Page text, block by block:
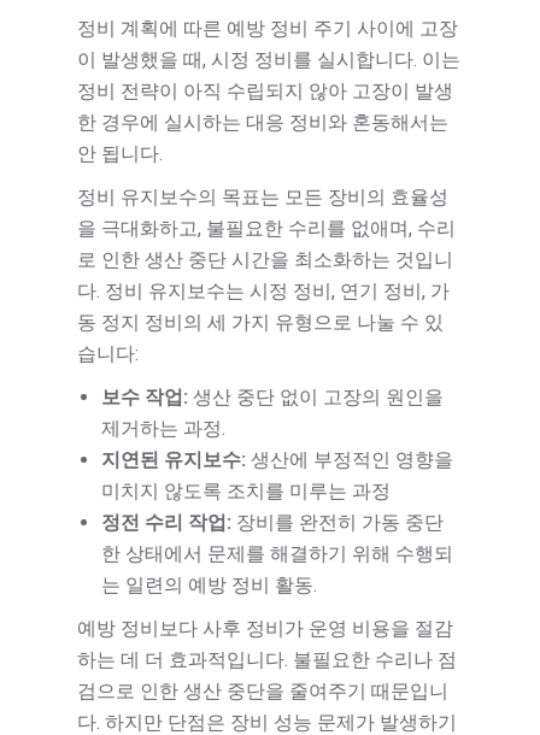
정비 계획에 따른 예방 정비 주기 사이에 고장
이 발생했을 때, 시정 정비를 실시합니다. 이는
정비 전략이 아직 수립되지 않아 고장이 발생
한 경우에 실시하는 대응 정비와 혼동해서는
안 됩니다.
정비 유지보수의 목표는 모든 장비의 효율성
을 극대화하고, 불필요한 수리를 없애며, 수리
로 인한 생산 중단 시간을 최소화하는 것입니
다. 정비 유지보수는 시정 정비, 연기 정비, 가
동 정지 정비의 세 가지 유형으로 나눌 수 있
습니다:
보수 작업: 생산 중단 없이 고장의 원인을
제거하는 과정.
지연된 유지보수: 생산에 부정적인 영향을
미치지 않도록 조치를 미루는 과정
정전 수리 작업: 장비를 완전히 가동 중단
한 상태에서 문제를 해결하기 위해 수행되
는 일련의 예방 정비 활동.
예방 정비보다 사후 정비가 운영 비용을 절감
하는 데 더 효과적입니다. 불필요한 수리나 점
검으로 인한 생산 중단을 줄여주기 때문입니
다. 하지만 단점은 장비 성능 문제가 발생하기